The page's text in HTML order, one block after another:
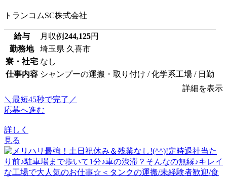
トランコムSC株式会社
給与 月収例244,125円
勤務地
埼玉県 久喜市
寮・社宅 なし
仕事内容 シャンプーの運搬・取り付け / 化学系工場 / 日勤
詳細を表示
＼最短45秒で完了／
応募へ進む
詳しく
見る